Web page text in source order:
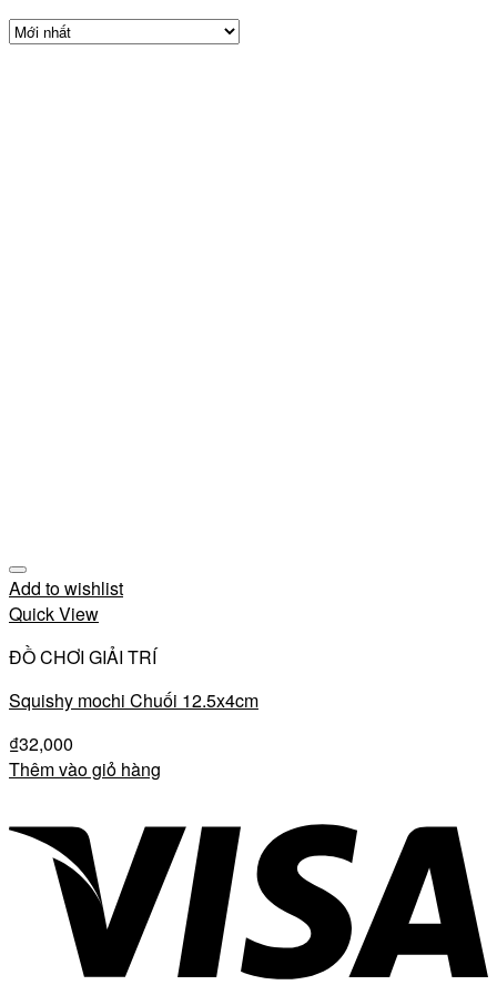
Add to wishlist
Quick View
ĐỒ CHƠI GIẢI TRÍ
Squishy mochi Chuối 12.5x4cm
₫32,000
Thêm vào giỏ hàng